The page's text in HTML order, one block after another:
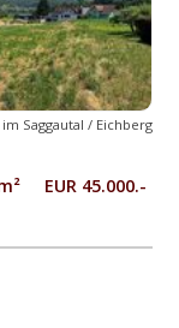
Saggautal / Eichberg
EUR 45.000.-